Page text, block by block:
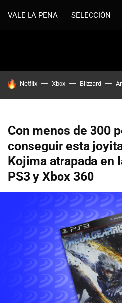
VALE LA PENA SELECCIÓN
HOY SE HABLA DE
Netflix Xbox Blizzard
Con menos de 300
conseguir esta
Kojima atrapada en
PS3 y Xbox 360